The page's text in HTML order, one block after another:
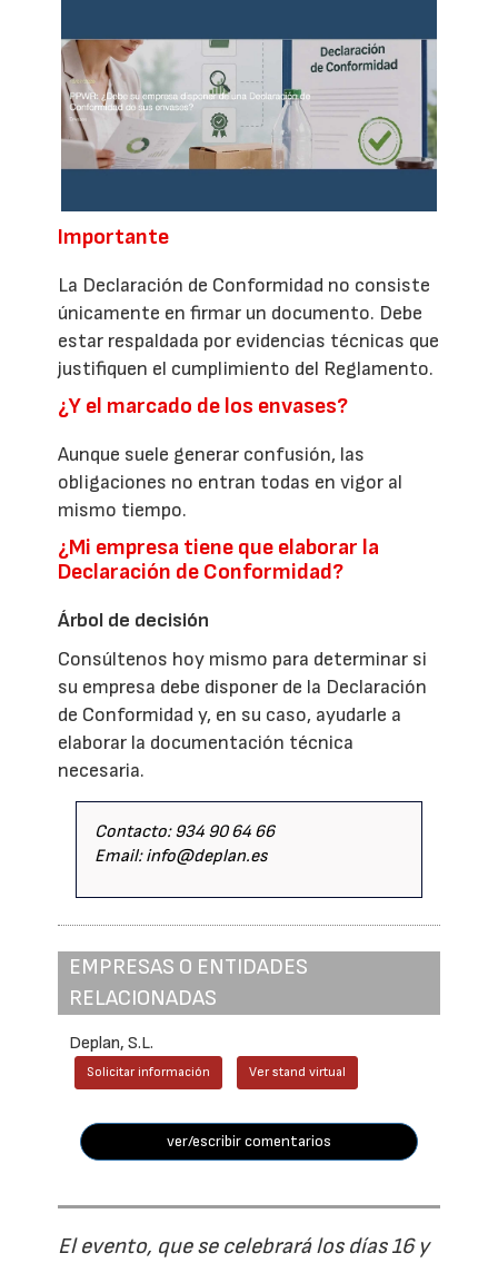
Importante
La Declaración de Conformidad no consiste
únicamente en firmar un documento. Debe
estar respaldada por evidencias técnicas que
justifiquen el cumplimiento del Reglamento.
¿Y el marcado de los envases?
Aunque suele generar confusión, las
obligaciones no entran todas en vigor al
mismo tiempo.
¿Mi empresa tiene que elaborar la
Declaración de Conformidad?
Árbol de decisión
Consúltenos hoy mismo para determinar si
su empresa debe disponer de la Declaración
de Conformidad y, en su caso, ayudarle a
elaborar la documentación técnica
necesaria.
Contacto: 934 90 64 66
Email: info@deplan.es
EMPRESAS O ENTIDADES
RELACIONADAS
Deplan, S.L.
Solicitar información Ver stand virtual
ver/escribir comentarios
El evento, que se celebrará los días 16 y